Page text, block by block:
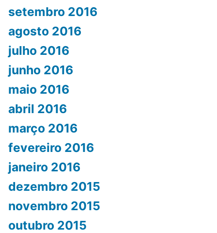
setembro 2016
agosto 2016
julho 2016
junho 2016
maio 2016
abril 2016
março 2016
fevereiro 2016
janeiro 2016
dezembro 2015
novembro 2015
outubro 2015